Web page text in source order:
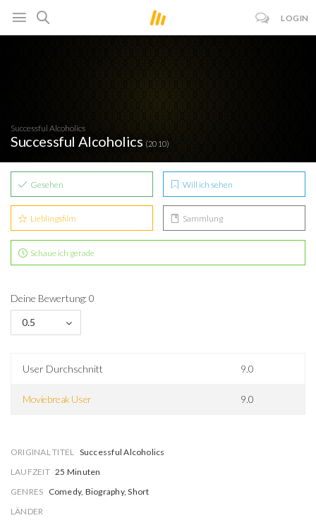
LOGIN
Successful Alcoholics
Successful Alcoholics (2010)
Gesehen Will ich sehen
Lieblingsfilm Sammlung
Schaue ich gerade
Deine Bewertung: 0
0.5
User Durchschnitt 9.0
Moviebreak User 9.0
ORIGINAL TITEL Successful Alcoholics
LAUFZEIT 25 Minuten
GENRES Comedy, Biography, Short
LÄNDER